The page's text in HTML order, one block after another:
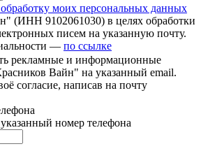
обработку моих персональных данных
(ИНН 9102061030) в целях обработки
писем на указанную почту.
— по ссылке
рекламные и информационные
Вайн" на указанный email.
согласие, написав на почту
номер телефона